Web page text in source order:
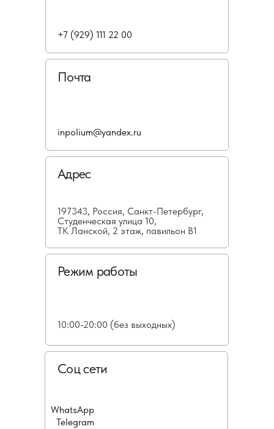
Почта
Адрес
197343, Россия, Санкт-Петербург,
Студенческая улица 10,
ТК Ланской, 2 этаж, павильон В1
Режим работы
10:00-20:00 (без выходных)
Соц сети
+7 (929) 111 22 00
inpolium@yandex.ru
WhatsApp
Telegram